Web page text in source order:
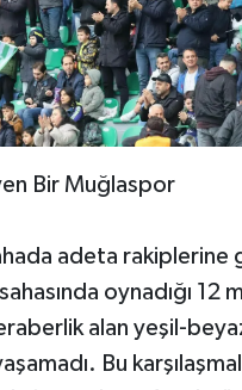
Bir Muğlaspor
adeta rakiplerine
oynadığı 12
alan yeşil-
Bu